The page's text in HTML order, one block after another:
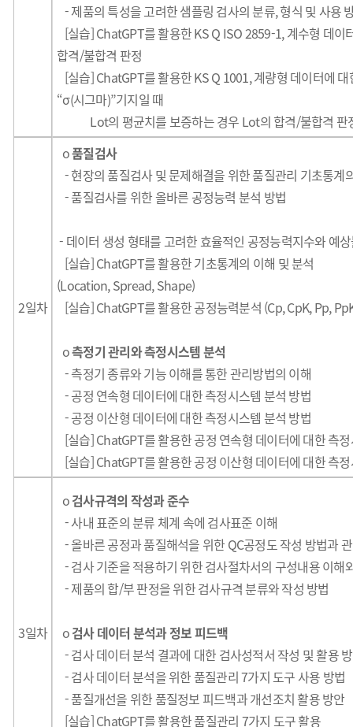
-제품의 특성을 고려한 샘플링 검사의 분류, 형식 및 사용
[실습] ChatGPT를 활용한 KS Q ISO 2859-1, 계수형 데이
합격/불합격 판정
[실습] ChatGPT를 활용한 KS Q 1001, 계량형 데이터에 대
“σ(시그마)”기지일 때
Lot의 평균치를 보증하는 경우 Lot의 합격/불합격 판
2일차
o품질검사
- 현장의 품질검사 및 문제해결을 위한 품질관리 기초통계
- 품질검사를 위한 올바른 공정능력 분석 방법
- 데이터 생성 형태를 고려한 효율적인 공정능력지수와 예
[실습] ChatGPT를 활용한 기초통계의 이해 및 분석
(Location, Spread, Shape)
[실습] ChatGPT를 활용한 공정능력분석 (Cp, CpK, Pp,
o측정기 관리와 측정시스템 분석
- 측정기 종류와 기능 이해를 통한 관리방법의 이해
- 공정 연속형 데이터에 대한 측정시스템 분석 방법
- 공정 이산형 데이터에 대한 측정시스템 분석 방법
[실습] ChatGPT를 활용한 공정 연속형 데이터에 대한 측
[실습] ChatGPT를 활용한 공정 이산형 데이터에 대한 측
3일차
o검사규격의 작성과 준수
- 사내 표준의 분류 체계 속에 검사표준 이해
- 올바른 공정과 품질해석을 위한 QC공정도 작성 방법과
- 검사 기준을 적용하기 위한 검사절차서의 구성내용 이해
- 제품의 합/부 판정을 위한 검사규격 분류와 작성 방법
o검사 데이터 분석과 정보 피드백
- 검사 데이터 분석 결과에 대한 검사성적서 작성 및 활용
- 검사 데이터 분석을 위한 품질관리 7가지 도구 사용 방법
- 품질개선을 위한 품질정보 피드백과 개선조치 활용 방안
[실습] ChatGPT를 활용한 품질관리 7가지 도구 활용